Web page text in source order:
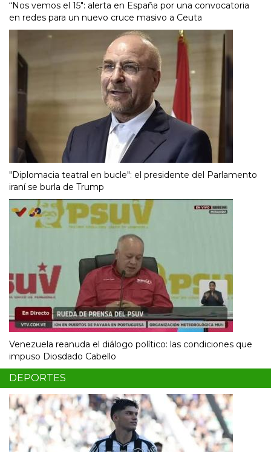
“Nos vemos el 15″: alerta en España por una convocatoria
en redes para un nuevo cruce masivo a Ceuta
"Diplomacia teatral en bucle": el presidente del Parlamento
iraní se burla de Trump
Venezuela reanuda el diálogo político: las condiciones que
impuso Diosdado Cabello
DEPORTES